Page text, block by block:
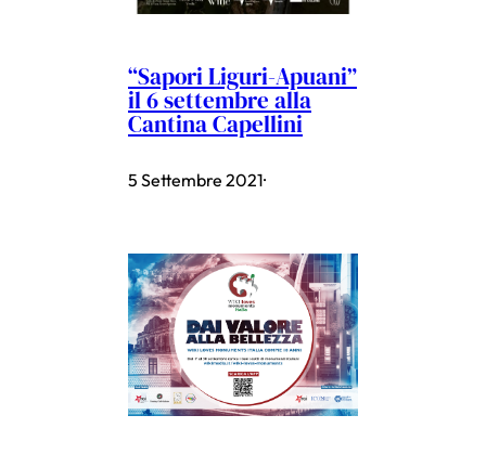
“Sapori Liguri-Apuani”
il 6 settembre alla
Cantina Capellini
5 Settembre 2021·